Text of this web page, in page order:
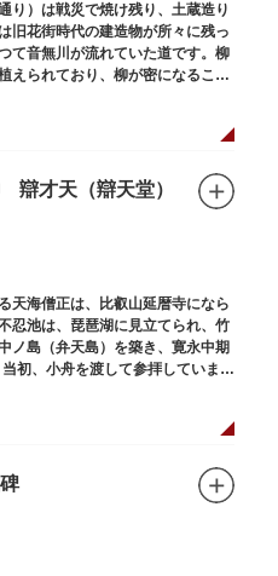
り）は戦災で焼け残り、土蔵造り
旧花街時代の建造物が所々に残っ
て音無川が流れていた道です。柳
えられており、柳が密になるこの
辯才天（辯天堂）
天海僧正は、比叡山延暦寺になら
忍池は、琵琶湖に見立てられ、竹
ノ島（弁天島）を築き、寛永中期
初、小舟を渡して参拝していまし